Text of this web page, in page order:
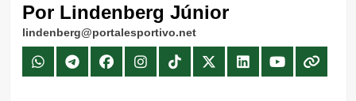
Por Lindenberg Júnior
lindenberg@portalesportivo.net